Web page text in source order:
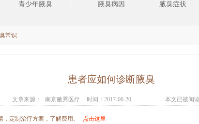
青少年腋臭 腋臭病因 腋臭症状
常识
患者应如何诊断腋臭
本文已被阅
文章来源： 南京腋秀医疗 时间：2017-06-20
，定制治疗方案，了解费用。 点击这里